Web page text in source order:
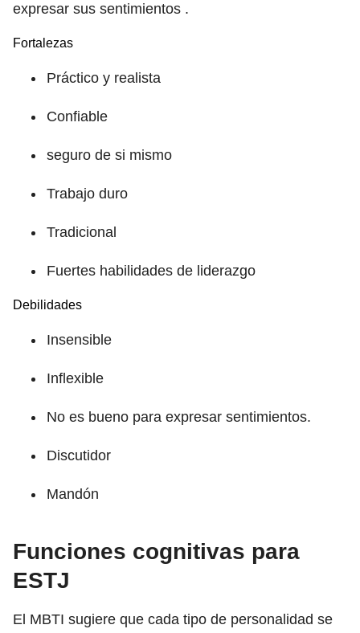
expresar sus sentimientos .
Fortalezas
Práctico y realista
Confiable
seguro de si mismo
Trabajo duro
Tradicional
Fuertes habilidades de liderazgo
Debilidades
Insensible
Inflexible
No es bueno para expresar sentimientos.
Discutidor
Mandón
Funciones cognitivas para
ESTJ
El MBTI sugiere que cada tipo de personalidad se